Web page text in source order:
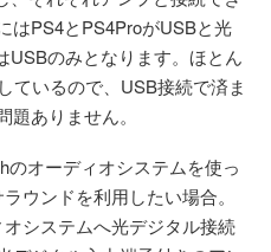
はPS4とPS4ProがUSBと光
USBのみとなります。ほとん
ているので、USB接続で済ま
ありません。
のオーディオシステムを使っ
ウンドを利用したい場合。
システムへ光デジタル接続